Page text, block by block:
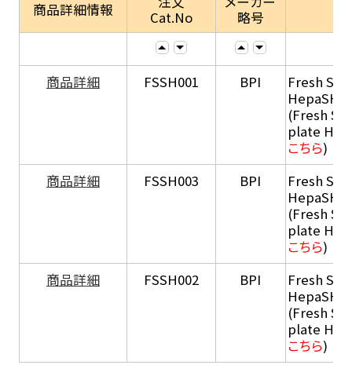
商品詳細情報
Cat.No
略号
商品詳細 FSSH001 BPI
Fresh
HepaSH®
(Fresh
plate
こちら)
商品詳細
FSSH003 BPI
Fresh
HepaSH®
(Fresh
plate
こちら)
商品詳細
FSSH002 BPI
Fresh
HepaSH®
(Fresh
plate
こちら)